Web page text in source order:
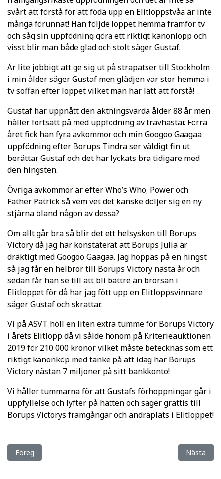
svårt att förstå för att föda upp en Elitloppstvåa är inte
många förunnat! Han följde loppet hemma framför tv
och såg sin uppfödning göra ett riktigt kanonlopp och
visst blir man både glad och stolt säger Gustaf.
Är lite jobbigt att ge sig ut på strapatser till Stockholm
i min ålder säger Gustaf men glädjen var stor hemma i
tv soffan efter loppet vilket man har lätt att förstå!
Gustaf har uppnått den aktningsvärda ålder 88 år men
håller fortsatt på med uppfödning av travhästar. Förra
året fick han fyra avkommor och min Googoo Gaagaa
uppfödning efter Borups Tindra ser väldigt fin ut
berättar Gustaf och det har lyckats bra tidigare med
den hingsten.
Övriga avkommor är efter Who’s Who, Power och
Father Patrick så vem vet det kanske döljer sig en ny
stjärna bland någon av dessa?
Om allt går bra så blir det ett helsyskon till Borups
Victory då jag har konstaterat att Borups Julia är
dräktigt med Googoo Gaagaa. Jag hoppas på en hingst
så jag får en helbror till Borups Victory nästa år och
sedan får han se till att bli bättre än brorsan i
Elitloppet för då har jag fött upp en Elitloppsvinnare
säger Gustaf och skrattar.
Vi på ASVT höll en liten extra tumme för Borups Victory
i årets Elitlopp då vi sålde honom på Kriterieauktionen
2019 för 210 000 kronor vilket måste betecknas som ett
riktigt kanonköp med tanke på att idag har Borups
Victory nästan 7 miljoner på sitt bankkonto!
Vi håller tummarna för att Gustafs förhoppningar går i
uppfyllelse och lyfter på hatten och säger grattis till
Borups Victorys framgångar och andraplats i Elitloppet!
Föregående artikel: Hingststatistik klar för tre och fyraåringarna
Föreg Nästa
Nästa